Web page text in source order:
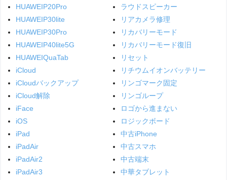
HUAWEIP20Pro
HUAWEIP30lite
HUAWEIP30Pro
HUAWEIP40lite5G
HUAWEIQuaTab
iCloud
iCloudバックアップ
iCloud解除
iFace
iOS
iPad
iPadAir
iPadAir2
iPadAir3
ラウドスピーカー
リアカメラ修理
リカバリーモード
リカバリーモード復旧
リセット
リチウムイオンバッテリー
リンゴマーク固定
リンゴループ
ロゴから進まない
ロジックボード
中古iPhone
中古スマホ
中古端末
中華タブレット